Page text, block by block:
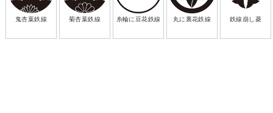
鬼杏葉鉄線 菊杏葉鉄線 糸輪に豆花鉄線 丸に裏花鉄線 鉄線崩し菱